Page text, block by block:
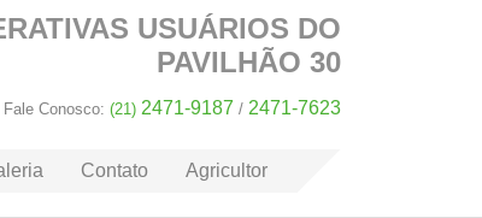
USUÁRIOS DO
PAVILHÃO 30
Fale Conosco: (21) 2471-9187 / 2471-7623
Contato Agricultor